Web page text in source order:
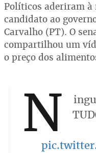
Políticos aderiram à
candidato ao
Carvalho (PT). O
compartilhou um
o preço dos
N